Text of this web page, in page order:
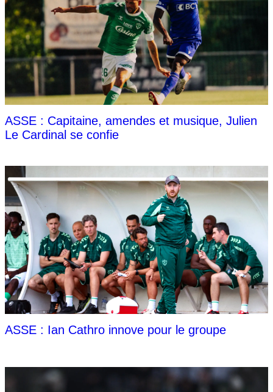
ASSE : Capitaine, amendes et musique, Julien
Le Cardinal se confie
ASSE : Ian Cathro innove pour le groupe